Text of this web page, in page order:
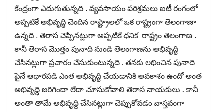
కేంద్రంగా ఎదుగుతున్నది . వ్యవసాయం పరిశ్రమలు ఐటీ రంగంలో
అప్పటికే అభివృద్ధి చెందిన రాష్ట్రాలలో ఒక రాష్ట్రంగా తెలంగాణా
ఉన్నది . తెరాస చెప్పినట్లుగా అప్పటికే ధనిక రాష్ట్రం తెలంగాణ .
కానీ తెరాస మొత్తం పునాది నుండి తెలంగాణను అభివృద్ధి
చేసినట్లుగా ప్రచారం చేసుకుంటున్నది . తనకు లభించిన పునాది
పైనే ఆధారపడి ఎంత అభివృద్ధి చేయడానికి అవకాశం ఉందో అంత
అభివృద్ధి జరిగిందా లేదా చూసుకోవాలి తెరాస నాయకులు . కానీ
అంతా తామే అభివృద్ది చేసినట్లుగా చెప్పుకోవడం వాస్తవంగా